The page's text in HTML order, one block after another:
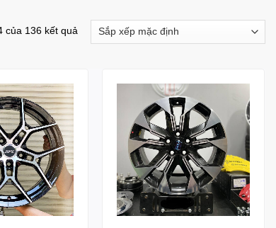
của 136 kết quả